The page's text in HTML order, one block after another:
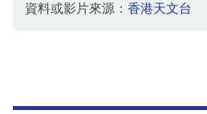
資料或影片來源： 香港天文台